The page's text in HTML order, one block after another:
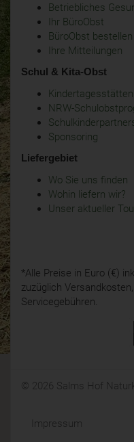
Betriebliches
Ihr BüroObst
BüroObst bestellen
Ihre Mitteilungen
Schul & Kita-Obst
Kindertagesstätten
NRW-
Sponsoring
Liefergebiet
Wo Sie uns finden
Wohin liefern wir?
Unser aktueller
*Alle Preise in Euro (€)
zuzüglich
Servicegebühren.
© 2026 Salms Hof
Impressum